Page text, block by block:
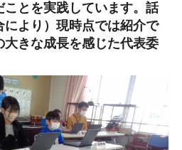
ことを実践しています。話
により）現時点では紹介で
大きな成長を感じた代表委